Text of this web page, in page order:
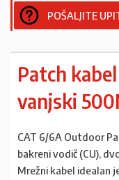
POŠALJITE
Patch
vanjski
CAT 6/6A Outdoor
bakreni vodič (CU),
Mrežni kabel idealan